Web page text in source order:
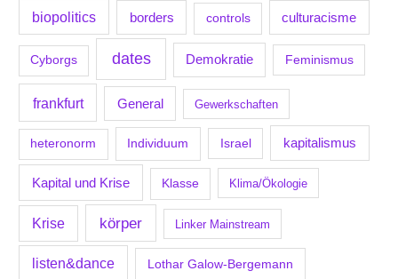
biopolitics borders controls culturacisme
Cyborgs dates Demokratie Feminismus
frankfurt General Gewerkschaften
heteronorm Individuum Israel kapitalismus
Kapital und Krise Klasse Klima/Ökologie
Krise körper Linker Mainstream
listen&dance Lothar Galow-Bergemann